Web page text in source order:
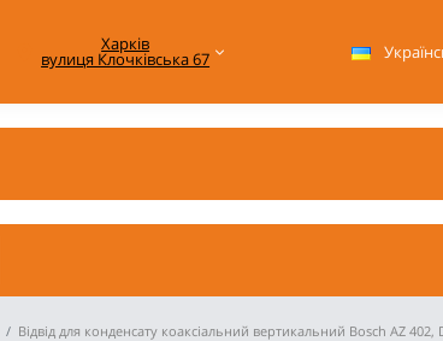
Харків
вулиця Клочківська 67
Відвід для конденсату коаксіальний вертикальний Bosch AZ 402,